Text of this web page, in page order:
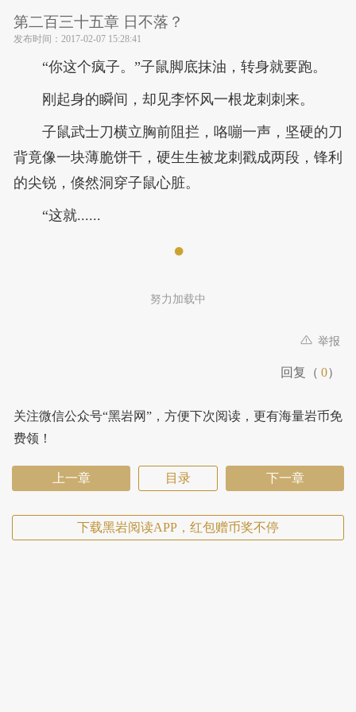
第二百三十五章 日不落？
发布时间： 2017-02-07 15:28:41
“你这个疯子。”子鼠脚底抹油，转身就要跑。
刚起身的瞬间，却见李怀风一根龙刺刺来。
子鼠武士刀横立胸前阻拦，咯嘣一声，坚硬的刀
背竟像一块薄脆饼干，硬生生被龙刺戳成两段，锋利
的尖锐，倏然洞穿子鼠心脏。
“这就......
努力加载中
举报
回复（ 0）
关注微信公众号“黑岩网”，方便下次阅读，更有海量岩币免
费领！
上一章 目录 下一章
下载黑岩阅读APP，红包赠币奖不停